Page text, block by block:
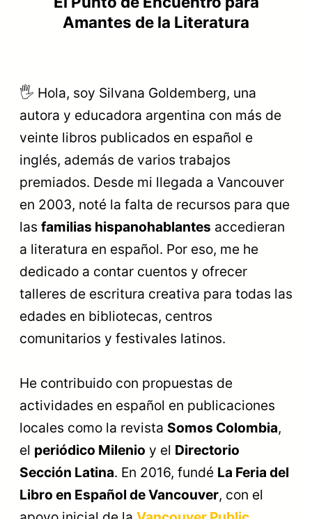
Amantes de la Literatura
🖐️ Hola, soy Silvana Goldemberg, una
autora y educadora argentina con más de
veinte libros publicados en español e
inglés, además de varios trabajos
premiados. Desde mi llegada a Vancouver
en 2003, noté la falta de recursos para que
las familias hispanohablantes accedieran
a literatura en español. Por eso, me he
dedicado a contar cuentos y ofrecer
talleres de escritura creativa para todas las
edades en bibliotecas, centros
comunitarios y festivales latinos.
He contribuido con propuestas de
actividades en español en publicaciones
locales como la revista Somos Colombia,
el periódico Milenio y el Directorio
Sección Latina. En 2016, fundé La Feria del
Libro en Español de Vancouver, con el